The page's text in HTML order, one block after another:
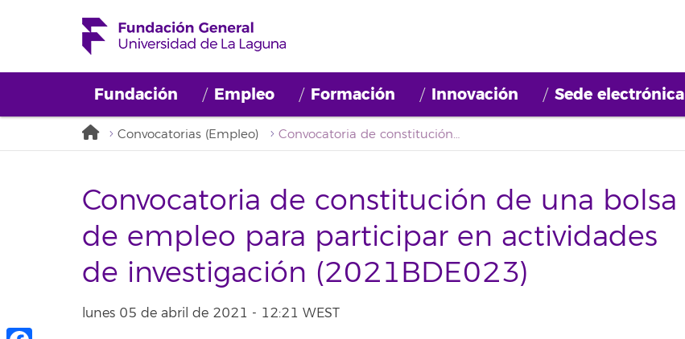
Fundación Empleo Formación Innovación Sede electrónica
Convocatorias (Empleo) Convocatoria de constitución de una bolsa de empleo para participar en actividades de investigación (2021BDE023)
Convocatoria de constitución de una bolsa
de empleo para participar en actividades
de investigación (2021BDE023)
lunes 05 de abril de 2021 - 12:21 WEST